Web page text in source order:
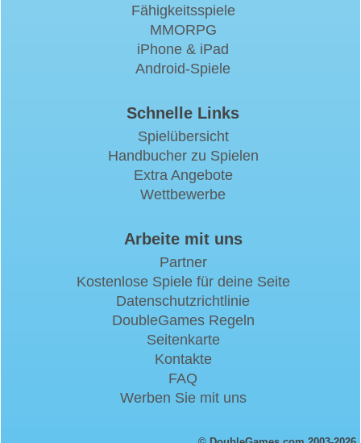
Fähigkeitsspiele
MMORPG
iPhone & iPad
Android-Spiele
Schnelle Links
Spielübersicht
Handbucher zu Spielen
Extra Angebote
Wettbewerbe
Arbeite mit uns
Partner
Kostenlose Spiele für deine Seite
Datenschutzrichtlinie
DoubleGames Regeln
Seitenkarte
Kontakte
FAQ
Werben Sie mit uns